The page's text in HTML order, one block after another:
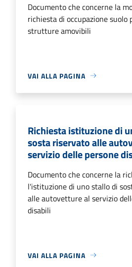
Documento che concerne la
richiesta di occupazione suolo
strutture amovibili
VAI ALLA PAGINA
Richiesta istituzione di
sosta riservato alle
servizio delle persone
Documento che concerne la
l'istituzione di uno stallo di
alle autovetture al servizio
disabili
VAI ALLA PAGINA